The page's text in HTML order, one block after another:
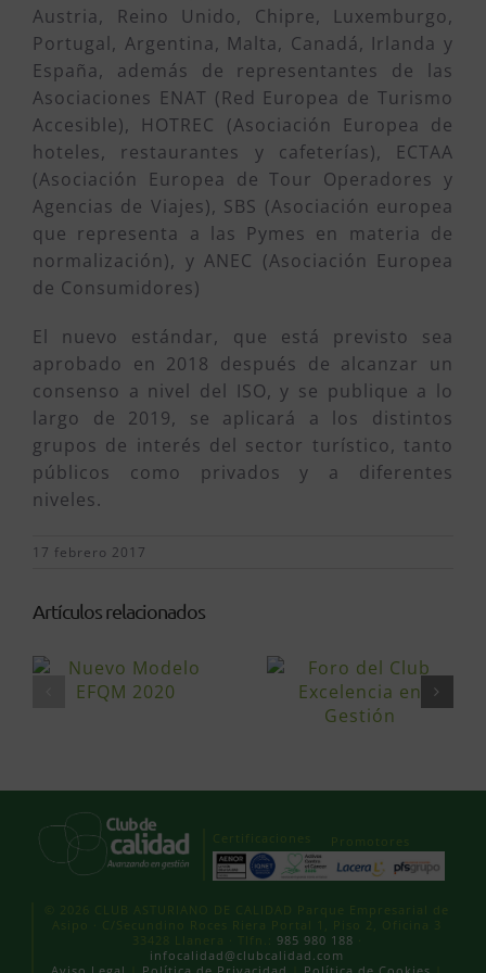
Austria, Reino Unido, Chipre, Luxemburgo,
Portugal, Argentina, Malta, Canadá, Irlanda y
España, además de representantes de las
Asociaciones ENAT (Red Europea de Turismo
Accesible), HOTREC (Asociación Europea de
hoteles, restaurantes y cafeterías), ECTAA
(Asociación Europea de Tour Operadores y
Agencias de Viajes), SBS (Asociación europea
que representa a las Pymes en materia de
normalización), y ANEC (Asociación Europea
de Consumidores)
El nuevo estándar, que está previsto sea
aprobado en 2018 después de alcanzar un
consenso a nivel del ISO, y se publique a lo
largo de 2019, se aplicará a los distintos
grupos de interés del sector turístico, tanto
públicos como privados y a diferentes
niveles.
17 febrero 2017
Artículos relacionados
Certificaciones Promotores
© 2026 CLUB ASTURIANO DE CALIDAD Parque Empresarial de
Asipo · C/Secundino Roces Riera Portal 1, Piso 2, Oficina 3
33428 Llanera · Tlfn.: 985 980 188
infocalidad@clubcalidad.com